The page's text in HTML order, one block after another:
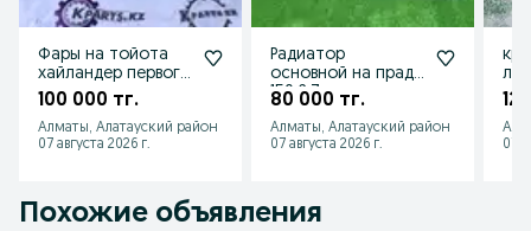
Фары на тойота
хайландер первого
поколения
100 000 тг.
Алматы, Алатауский район
07 августа 2026 г.
Радиатор
основной на прадо
150 2.7
80 000 тг.
Алматы, Алатауский район
07 августа 2026 г.
07
Похожие объявления